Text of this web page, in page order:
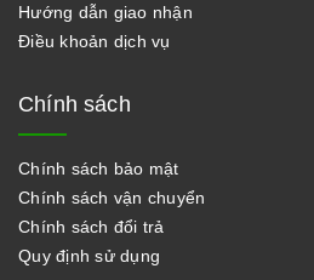
Hướng dẫn giao nhận
Điều khoản dịch vụ
Chính sách
Chính sách bảo mật
Chính sách vận chuyển
Chính sách đổi trả
Quy định sử dụng